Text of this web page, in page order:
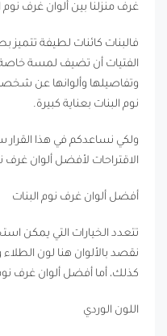
غرف منزلنا بين ألوان غرف نوم
فالبنات كائنات لطيفة تتميز
الفتيات أن تضيف لمسة
وتفاصيلها وألوانها عن
نوم البنات بعناية كبيرة.
ولكي نساعدكم في هذا
الاقتراحات لأفضل ألوان غرف
أفضل ألوان غرف نوم البنات
تتعدد الخيارات التي يمكن
نقصد بالألوان هنا لون
كذلك، أما أفضل ألوان غرف
اللون الوردي